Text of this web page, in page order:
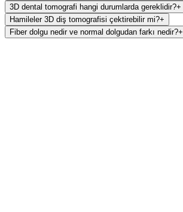
3D dental tomografi hangi durumlarda gereklidir?+
Hamileler 3D diş tomografisi çektirebilir mi?+
Fiber dolgu nedir ve normal dolgudan farkı nedir?+